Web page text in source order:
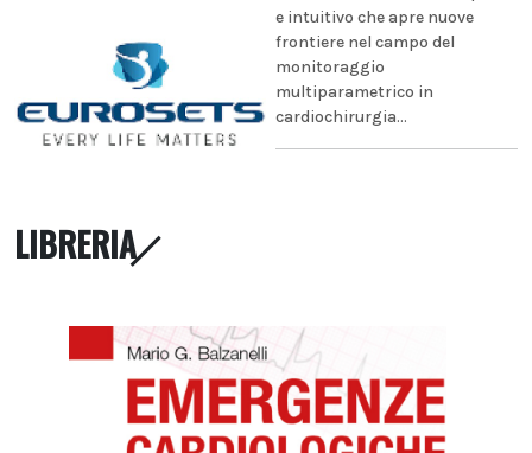
e intuitivo che apre nuove
frontiere nel campo del
monitoraggio
multiparametrico in
cardiochirurgia...
LIBRERIA